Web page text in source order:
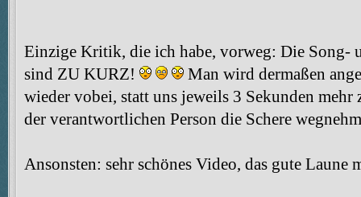
Einzige Kritik, die ich habe, vorweg: Die Song-
sind ZU KURZ!
Man wird dermaßen
wieder vobei, statt uns jeweils 3 Sekunden mehr
der verantwortlichen Person die Schere
Ansonsten: sehr schönes Video, das gute Laune